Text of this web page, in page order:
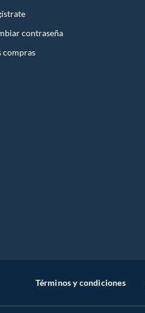
contraseña
compras
Términos y condiciones